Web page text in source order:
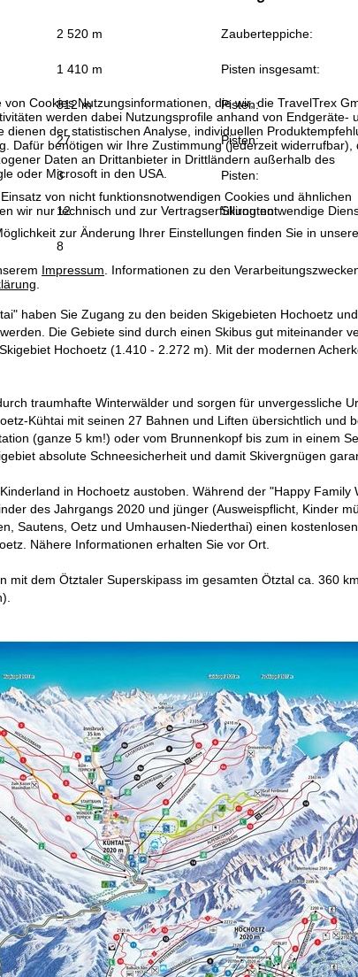
Cookies Nutzungsinformationen, die wir, die TravelTrex
werden dabei Nutzungsprofile anhand von Endgeräte-
der statistischen Analyse, individuellen
Dafür benötigen wir Ihre Zustimmung (jederzeit widerrufbar),
Daten an Drittanbieter in Drittländern außerhalb des
oder Microsoft in den USA.
von nicht funktionsnotwendigen Cookies und ähnlichen
wir nur technisch und zur Vertragserfüllung notwendige
zur Änderung Ihrer Einstellungen finden Sie in
Impressum . Informationen zu den
2 520 m Zauberteppiche:
1 410 m Pisten insgesamt:
812 m Pisten:
27 Pisten:
3 Pisten:
12 Skirouten:
8
haben Sie Zugang zu den beiden Skigebieten Hochoetz
Die Gebiete sind durch einen Skibus gut miteinander
Hochoetz (1.410 - 2.272 m). Mit der modernen
traumhafte Winterwälder und sorgen für unvergessliche
Kühtai mit seinen 27 Bahnen und Liften übersichtlich und
(ganze 5 km!) oder vom Brunnenkopf bis zum in einem
absolute Schneesicherheit und damit Skivergnügen
in Hochoetz austoben. Während der "Happy
des Jahrgangs 2020 und jünger (Ausweispflicht, Kinder
Sautens, Oetz und Umhausen-Niederthai) einen
Nähere Informationen erhalten Sie vor Ort.
mit dem Ötztaler Superskipass im gesamten Ötztal ca. 360